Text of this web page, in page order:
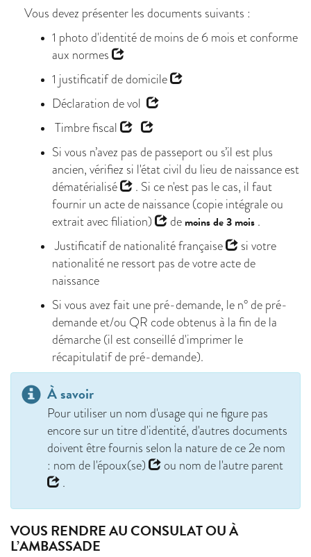
Vous devez présenter les documents suivants :
1 photo d'identité de moins de 6 mois et conforme
aux normes
1 justificatif de domicile
Déclaration de vol
Timbre fiscal
Si vous n’avez pas de passeport ou s’il est plus
ancien, vérifiez si l'état civil du lieu de naissance est
dématérialisé
. Si ce n'est pas le cas, il faut
fournir un acte de naissance (copie intégrale ou
extrait avec filiation)
de moins de 3 mois .
Justificatif de nationalité française
si votre
nationalité ne ressort pas de votre acte de
naissance
Si vous avez fait une pré-demande, le n° de pré-
demande et/ou QR code obtenus à la fin de la
démarche (il est conseillé d'imprimer le
récapitulatif de pré-demande).
À savoir
Pour utiliser un nom d'usage qui ne figure pas
encore sur un titre d'identité, d'autres documents
doivent être fournis selon la nature de ce 2e nom
: nom de l'époux(se) ou nom de l'autre parent
.
VOUS RENDRE AU CONSULAT OU À
L’AMBASSADE